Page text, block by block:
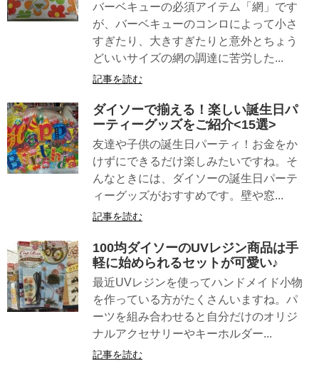
バーベキューの必須アイテム「網」です
が、バーベキューのコンロによって小さ
すぎたり、大きすぎたりと意外とちょう
どいいサイズの網の調達に苦労した...
記事を読む
ダイソーで揃える！楽しい誕生日パ
ーティーグッズをご紹介<15選>
友達や子供の誕生日パーティ！お金をか
けずにできるだけ楽しみたいですね。そ
んなときには、ダイソーの誕生日パーテ
ィーグッズがおすすめです。壁や窓...
記事を読む
100均ダイソーのUVレジン商品は手
軽に始められるセットが可愛い♪
最近UVレジンを使ってハンドメイド小物
を作っている方がたくさんいますね。パ
ーツを組み合わせると自分だけのオリジ
ナルアクセサリーやキーホルダー...
記事を読む